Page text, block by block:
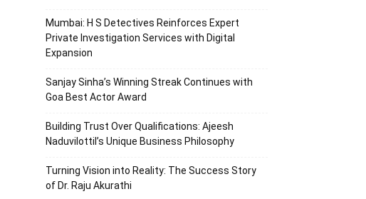
Mumbai: H S Detectives Reinforces Expert
Private Investigation Services with Digital
Expansion
Sanjay Sinha’s Winning Streak Continues with
Goa Best Actor Award
Building Trust Over Qualifications: Ajeesh
Naduvilottil’s Unique Business Philosophy
Turning Vision into Reality: The Success Story
of Dr. Raju Akurathi